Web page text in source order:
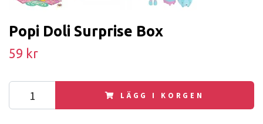
Popi Doli Surprise Box
59 kr
LÄGG I KORGEN